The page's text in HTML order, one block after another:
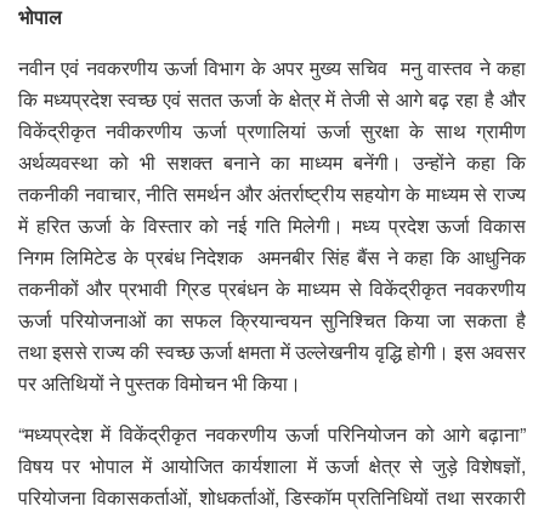
भोपाल
नवीन एवं नवकरणीय ऊर्जा विभाग के अपर मुख्य सचिव मनु वास्तव ने कहा
कि मध्यप्रदेश स्वच्छ एवं सतत ऊर्जा के क्षेत्र में तेजी से आगे बढ़ रहा है और
विकेंद्रीकृत नवीकरणीय ऊर्जा प्रणालियां ऊर्जा सुरक्षा के साथ ग्रामीण
अर्थव्यवस्था को भी सशक्त बनाने का माध्यम बनेंगी। उन्होंने कहा कि
तकनीकी नवाचार, नीति समर्थन और अंतर्राष्ट्रीय सहयोग के माध्यम से राज्य
में हरित ऊर्जा के विस्तार को नई गति मिलेगी। मध्य प्रदेश ऊर्जा विकास
निगम लिमिटेड के प्रबंध निदेशक अमनबीर सिंह बैंस ने कहा कि आधुनिक
तकनीकों और प्रभावी ग्रिड प्रबंधन के माध्यम से विकेंद्रीकृत नवकरणीय
ऊर्जा परियोजनाओं का सफल क्रियान्वयन सुनिश्चित किया जा सकता है
तथा इससे राज्य की स्वच्छ ऊर्जा क्षमता में उल्लेखनीय वृद्धि होगी। इस अवसर
पर अतिथियों ने पुस्तक विमोचन भी किया।
“मध्यप्रदेश में विकेंद्रीकृत नवकरणीय ऊर्जा परिनियोजन को आगे बढ़ाना”
विषय पर भोपाल में आयोजित कार्यशाला में ऊर्जा क्षेत्र से जुड़े विशेषज्ञों,
परियोजना विकासकर्ताओं, शोधकर्ताओं, डिस्कॉम प्रतिनिधियों तथा सरकारी